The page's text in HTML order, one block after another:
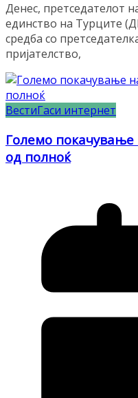
Денес, претседателот
единство на Турците
средба со
пријателство,
ВестиГаси интернет
Големо
од полноќ